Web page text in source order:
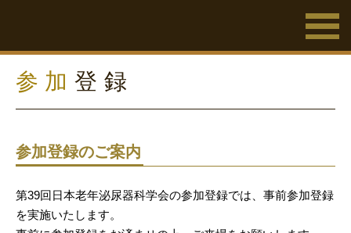
参加登録
参加登録のご案内
第39回日本老年泌尿器科学会の参加登録では、事前参加登録
を実施いたします。